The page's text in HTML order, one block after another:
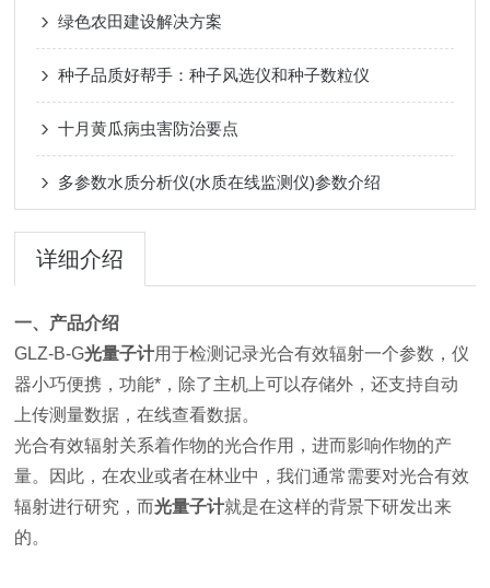
绿色农田建设解决方案
种子品质好帮手：种子风选仪和种子数粒仪
十月黄瓜病虫害防治要点
多参数水质分析仪(水质在线监测仪)参数介绍
详细介绍
一、产品介绍
GLZ-B-G光量子计用于检测记录光合有效辐射一个参数，仪
器小巧便携，功能*，除了主机上可以存储外，还支持自动
上传测量数据，在线查看数据。
光合有效辐射关系着作物的光合作用，进而影响作物的产
量。因此，在农业或者在林业中，我们通常需要对光合有效
辐射进行研究，而光量子计就是在这样的背景下研发出来
的。